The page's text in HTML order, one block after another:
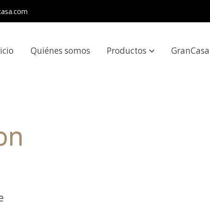
Quiénes somos Productos GranCasa